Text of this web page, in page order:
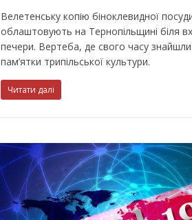
Велетенську копію біноклевидної
облаштовують на Тернопільщині біля
печери. Вертеба, де свого часу знайшли
пам’ятки трипільської культури.
Читати далі